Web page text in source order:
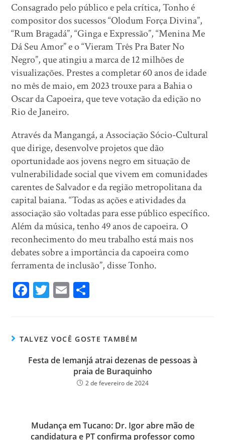
Consagrado pelo público e pela crítica, Tonho é
compositor dos sucessos “Olodum Força Divina”,
“Rum Bragadá”, “Ginga e Expressão”, “Menina Me
Dá Seu Amor” e o “Vieram Três Pra Bater No
Negro”, que atingiu a marca de 12 milhões de
visualizações. Prestes a completar 60 anos de idade
no mês de maio, em 2023 trouxe para a Bahia o
Oscar da Capoeira, que teve votação da edição no
Rio de Janeiro.
Através da Mangangá, a Associação Sócio-Cultural
que dirige, desenvolve projetos que dão
oportunidade aos jovens negro em situação de
vulnerabilidade social que vivem em comunidades
carentes de Salvador e da região metropolitana da
capital baiana. “Todas as ações e atividades da
associação são voltadas para esse público específico.
Além da música, tenho 49 anos de capoeira. O
reconhecimento do meu trabalho está mais nos
debates sobre a importância da capoeira como
ferramenta de inclusão”, disse Tonho.
Fa
ok
T
er
E
TALVEZ VOCÊ GOSTE TAMBÉM
Festa de Iemanjá atrai dezenas de pessoas à
praia de Buraquinho
2 de fevereiro de 2024
Mudança em Tucano: Dr. Igor abre mão de
candidatura e PT confirma professor como